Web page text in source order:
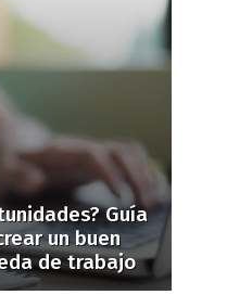
Guía
un buen
de trabajo